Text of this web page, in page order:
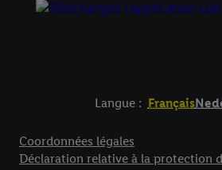
Langue : Français
Coordonnées légales
Déclaration relative à la protection